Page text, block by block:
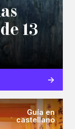
13
Guía en
castellano